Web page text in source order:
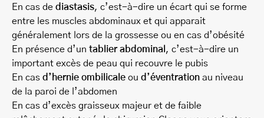
En cas de diastasis, c’est-à-dire un écart qui se forme
entre les muscles abdominaux et qui apparait
généralement lors de la grossesse ou en cas d’obésité
En présence d’un tablier abdominal , c’est-à-dire un
important excès de peau qui recouvre le pubis
En cas d’hernie ombilicale ou d’éventration au niveau
de la paroi de l’abdomen
En cas d’excès graisseux majeur et de faible